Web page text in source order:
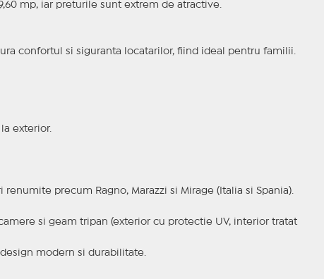
mp, iar preturile sunt extrem de atractive.
confortul si siguranta locatarilor, fiind ideal pentru familii.
exterior.
precum Ragno, Marazzi si Mirage (Italia si Spania).
si geam tripan (exterior cu protectie UV, interior tratat
modern si durabilitate.